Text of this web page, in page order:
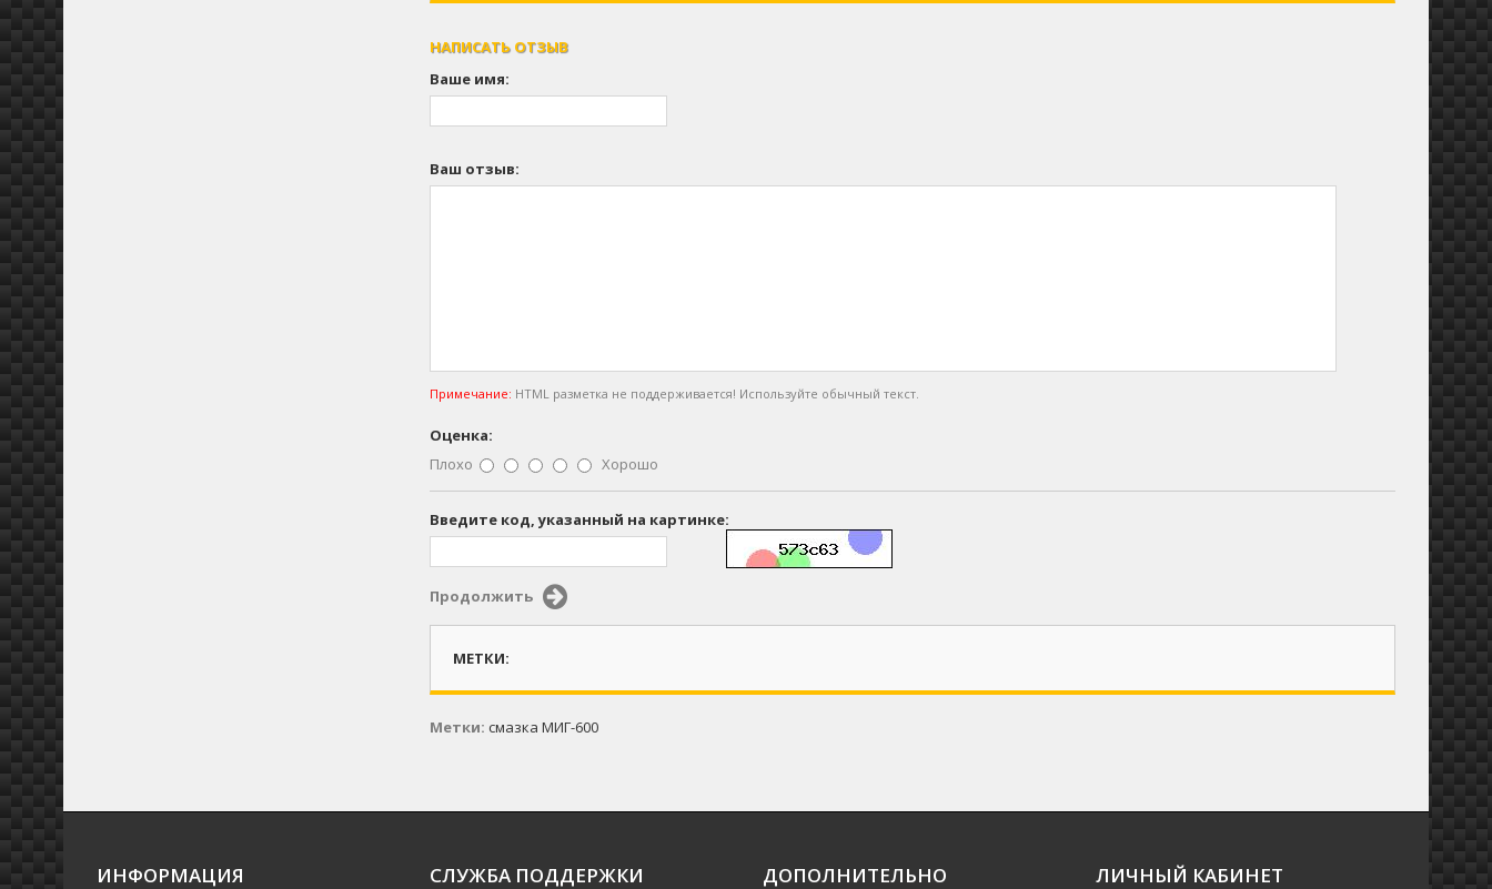
НАПИСАТЬ ОТЗЫВ
Ваше имя:
Ваш отзыв:
Примечание: HTML разметка не поддерживается! Используйте обычный текст.
Оценка:
Плохо
Хорошо
Введите код, указанный на картинке:
Продолжить
МЕТКИ:
Метки: смазка МИГ-600
ИНФОРМАЦИЯ СЛУЖБА ПОДДЕРЖКИ ДОПОЛНИТЕЛЬНО ЛИЧНЫЙ КАБИНЕТ